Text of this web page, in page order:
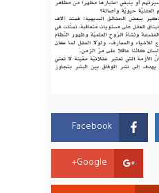
Facebook
Google+